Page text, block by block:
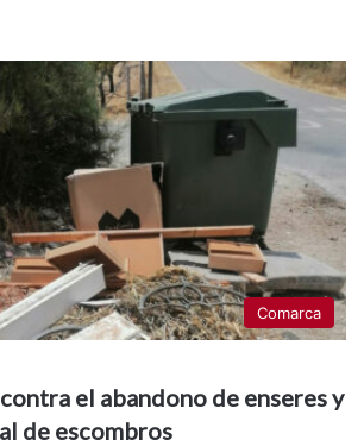
Comarca
el abandono de enseres y
de escombros